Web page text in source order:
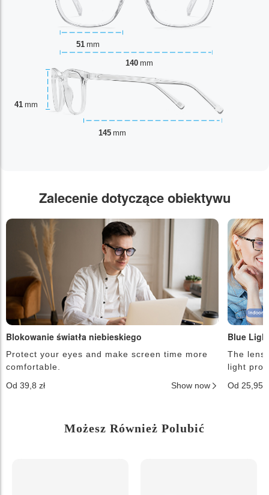
51 mm
41 mm
140 mm
145 mm
Zalecenie dotyczące obiektywu
Blokowanie światła niebieskiego
Protect your eyes and make screen time more
comfortable.
Od 39,8 zł
Show now
Blue
The
light
Od 25,95
Możesz Również Polubić